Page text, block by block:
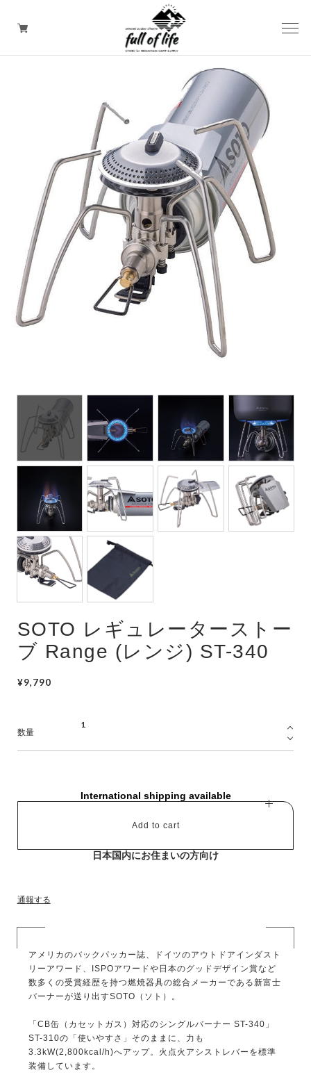
CLOTHING/ Outdoor WEAR
SOTO レギュレーターストー
ブ Range (レンジ) ST-340
¥9,790
数量
International shipping available
Add to cart
日本国内にお住まいの方向け
通報する
アメリカのバックパッカー誌、ドイツのアウトドアインダスト
リーアワード、ISPOアワードや日本のグッドデザイン賞など
数多くの受賞経歴を持つ燃焼器具の総合メーカーである新富士
バーナーが送り出すSOTO（ソト）。
「CB缶（カセットガス）対応のシングルバーナー ST-340」
ST-310の「使いやすさ」そのままに、力も
3.3kW(2,800kcal/h)へアップ。火点火アシストレバーを標準
装備しています。